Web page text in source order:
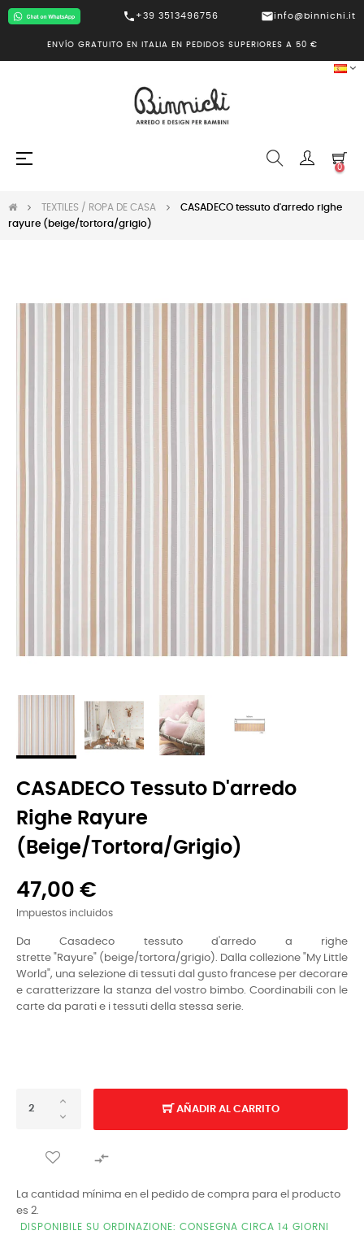
call +39 3513496756 mailinfo@binnichi.it
ENVÍO GRATUITO EN ITALIA EN PEDIDOS SUPERIORES A 50 €
Navegación
☰
0
TEXTILES / ROPA DE CASA
CASADECO tessuto d'arredo righe
rayure (beige/tortora/grigio)
CASADECO Tessuto D'arredo
Righe Rayure
(beige/tortora/grigio)
47,00 €
Impuestos incluidos
Da Casadeco tessuto d'arredo a righe
strette "Rayure" (beige/tortora/grigio). Dalla collezione "My Little
World", una selezione di tessuti dal gusto francese per decorare
e caratterizzare la stanza del vostro bimbo. Coordinabili con le
carte da parati e i tessuti della stessa serie.
AÑADIR AL CARRITO

La cantidad mínima en el pedido de compra para el producto
es 2.
DISPONIBILE SU ORDINAZIONE: CONSEGNA CIRCA 14 GIORNI